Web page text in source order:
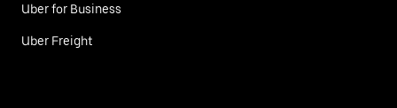
Uber for Business
Uber Freight